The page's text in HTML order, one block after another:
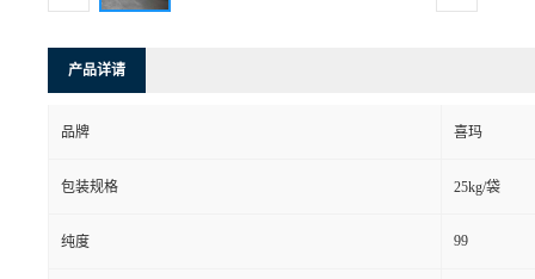
产品详请
品牌 喜玛
包装规格 25kg/袋
纯度 99